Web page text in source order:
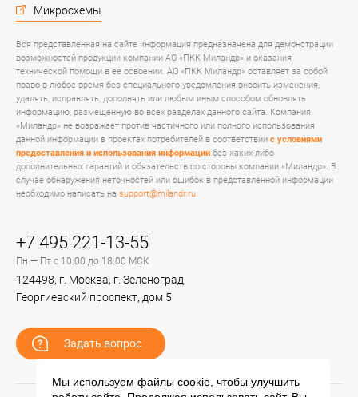
Микросхемы
Вся представленная на сайте информация предназначена для демонстрации
возможностей продукции компании АО «ПКК Миландр» и оказания
технической помощи в ее освоении. АО «ПКК Миландр» оставляет за собой
право в любое время без специального уведомления вносить изменения,
удалять, исправлять, дополнять или любым иным способом обновлять
информацию, размещенную во всех разделах данного сайта. Компания
«Миландр» не возражает против частичного или полного использования
данной информации в проектах потребителей в соответствии с условиями
предоставления и использования информации без каких-либо
дополнительных гарантий и обязательств со стороны компании «Миландр». В
случае обнаружения неточностей или ошибок в представленной информации
необходимо написать на support@milandr.ru
+7 495 221-13-55
Пн — Пт с 10:00 до 18:00 МСК
124498, г. Москва, г. Зеленоград,
Георгиевский проспект, дом 5
Задать вопрос
Мы используем файлы cookie, чтобы улучшить